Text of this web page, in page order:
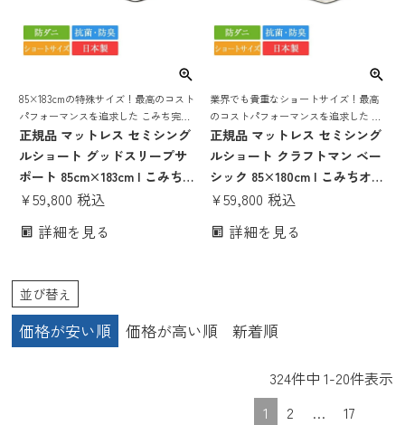
85×183cmの特殊サイズ！最高のコスト
パフォーマンスを追求した こみち完全
オリジナルマットレス
正規品 マットレス セミシング
ルショート グッドスリープサ
ポート 85cm×183cm | こみち
オリジナル 東京スプリング ベ
国産 ショート 丈 ベッド ショ
ース 小さい マットレス 小さい
サイズ 85 183
¥59,800 税込
詳細を見る
業界でも貴重なショートサイズ！最高
のコストパフォーマンスを追求した こ
みち完全オリジナルマットレス | ベッ
ドマットレス マットレス ポケットコイ
正規品 マットレス セミシング
ルショート クラフトマン ベー
シック 85×180cm | こみちオリ
ジナル 東京スプリング マット
パクト 省スペース 小さい マッ
¥59,800 税込
詳細を見る
並び替え
価格が安い順 価格が高い順 新着順
324件中 1-20件表示
1
2 … 17